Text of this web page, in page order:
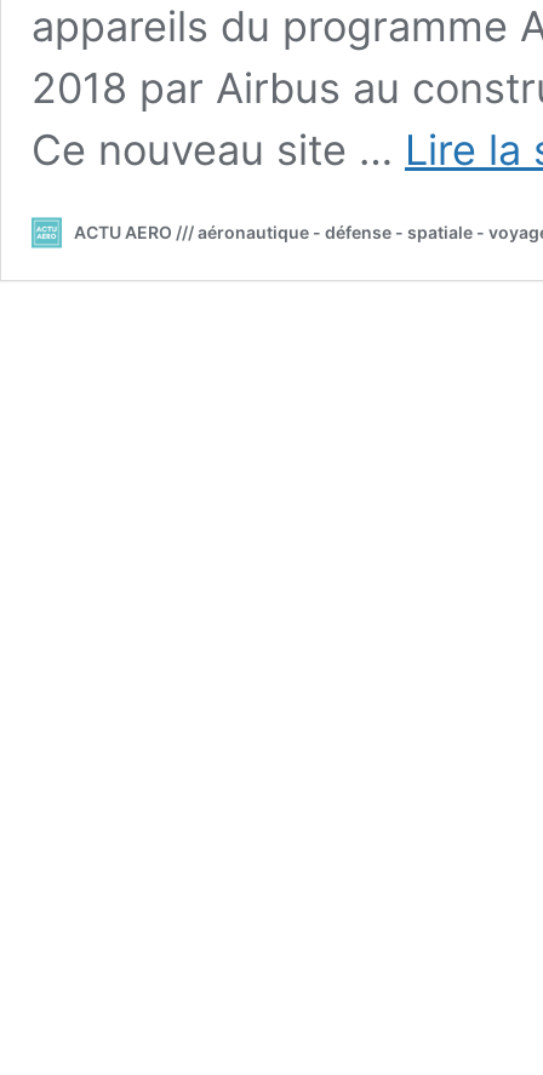
appareils du programme
2018 par Airbus au
Ce nouveau site … Lire la
ACTU AERO /// aéronautique - défense - spatiale -